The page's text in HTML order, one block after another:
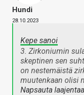
Hundi
28.10.2023
Kepe sanoi
3. Zirkoniumin
skeptinen sen
on nestemäistä
muutenkaan olisi
Napsauta